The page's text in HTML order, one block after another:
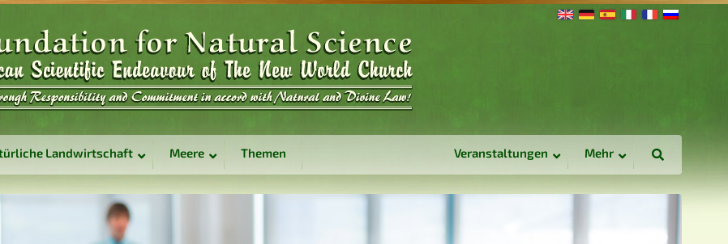
Landwirtschaft Meere Themen Veranstaltungen Mehr